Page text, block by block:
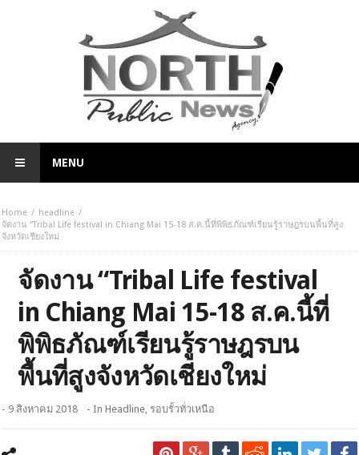
MENU
Home
headline
จัดงาน “Tribal Life festival in Chiang Mai 15-18 ส.ค.นี้ที่พิพิธภัณฑ์เรียนรู้ราษฎรบนพื้นที่สูง
จังหวัดเชียงใหม่
จัดงาน “Tribal Life festival
in Chiang Mai 15-18 ส.ค.นี้ที่
พิพิธภัณฑ์เรียนรู้ราษฎรบน
พื้นที่สูงจังหวัดเชียงใหม่
- 9 สิงหาคม 2018 - InHeadline, รอบรั้วทั่วเหนือ